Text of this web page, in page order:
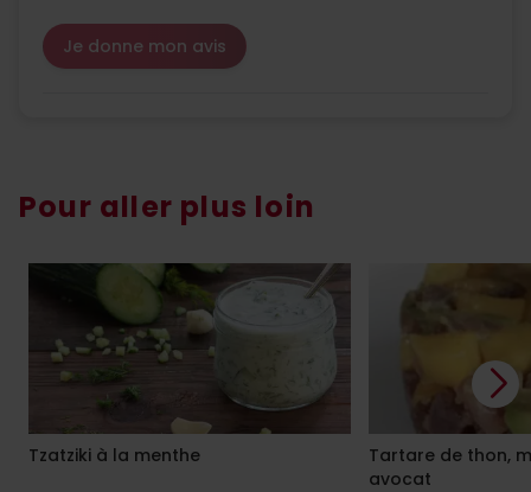
Je donne mon avis
Pour aller plus loin
Tzatziki à la menthe
Tartare de thon,
avocat